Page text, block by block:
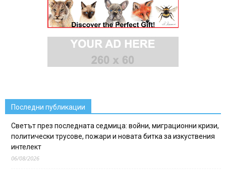
Последни публикации
Светът през последната седмица: войни, миграционни кризи,
политически трусове, пожари и новата битка за изкуствения
интелект
06/08/2026